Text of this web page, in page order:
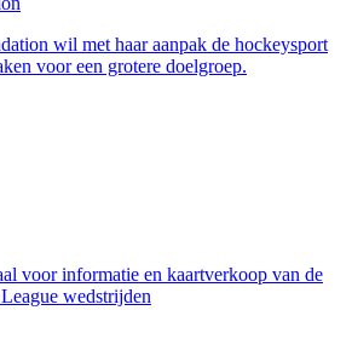
wil met haar aanpak de hockeysport
voor een grotere doelgroep.
voor informatie en kaartverkoop van de
wedstrijden